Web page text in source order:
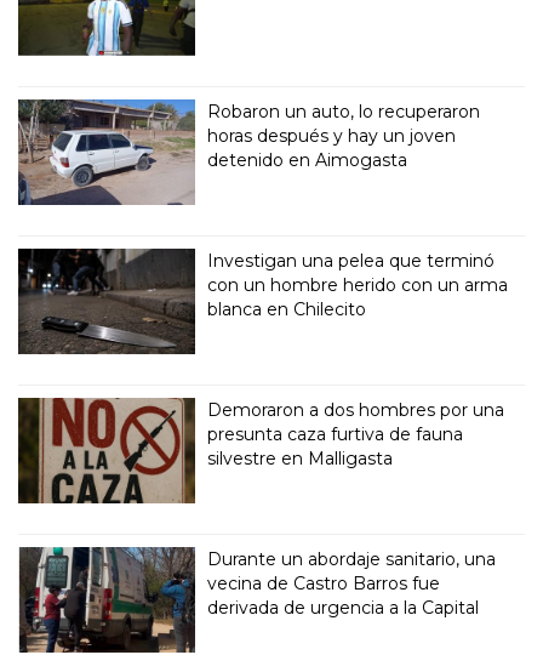
Robaron un auto, lo recuperaron
horas después y hay un joven
detenido en Aimogasta
Investigan una pelea que terminó
con un hombre herido con un arma
blanca en Chilecito
Demoraron a dos hombres por una
presunta caza furtiva de fauna
silvestre en Malligasta
Durante un abordaje sanitario, una
vecina de Castro Barros fue
derivada de urgencia a la Capital